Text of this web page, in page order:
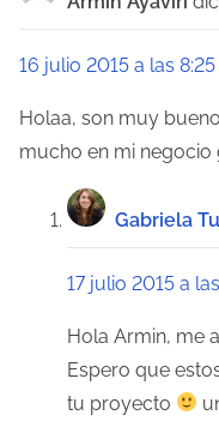
16 julio 2015 a las 8:25
Holaa, son muy
mucho en mi negocio
Gabriela
17 julio 2015 a
Hola Armin, me
Espero que
tu proyecto